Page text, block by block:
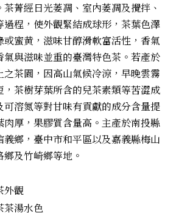
菁經日光萎凋、室內萎凋及攪拌、
過程，使外觀緊結成球形，茶葉色澤
蜜黄，滋味甘醇滑軟富活性，香氣
氣與滋味並重的臺灣特色茶。若產於
之茶園，因高山氣候冷涼，早晚雲霧
，茶樹芽葉所含的兒茶素類等苦澀成
可溶氮等對甘味有貢獻的成分含量提
肉厚，果膠質含量高。主產於南投縣
鄉，臺中市和平區以及嘉義縣梅山
及竹崎鄉等地。